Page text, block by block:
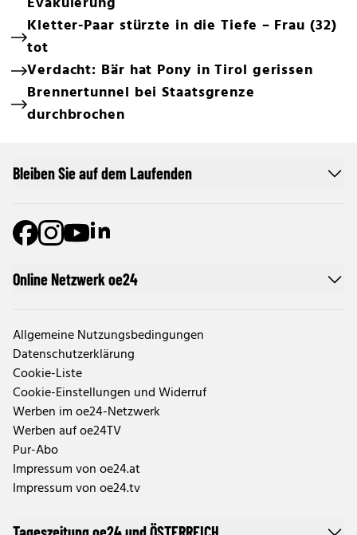
Kletter-Paar stürzte in die Tiefe – Frau (32)
tot
Verdacht: Bär hat Pony in Tirol gerissen
Brennertunnel bei Staatsgrenze
durchbrochen
Online Netzwerk oe24
Allgemeine Nutzungsbedingungen
Datenschutzerklärung
Cookie-Liste
Cookie-Einstellungen und Widerruf
Werben im oe24-Netzwerk
Werben auf oe24TV
Pur-Abo
Impressum von oe24.at
Impressum von oe24.tv
Bleiben Sie auf dem Laufenden